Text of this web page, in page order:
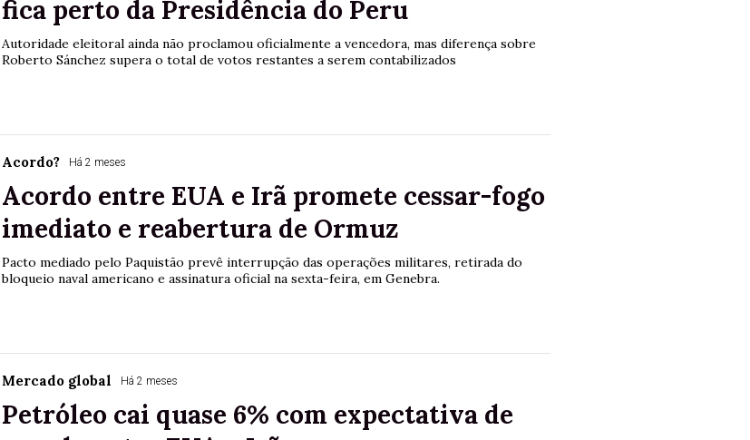
fica perto da Presidência do Peru
Autoridade eleitoral ainda não proclamou oficialmente a vencedora, mas diferença sobre
Roberto Sánchez supera o total de votos restantes a serem contabilizados
Acordo? Há 2 meses
Acordo entre EUA e Irã promete cessar-fogo
imediato e reabertura de Ormuz
Pacto mediado pelo Paquistão prevê interrupção das operações militares, retirada do
bloqueio naval americano e assinatura oficial na sexta-feira, em Genebra.
Mercado global Há 2 meses
Petróleo cai quase 6% com expectativa de